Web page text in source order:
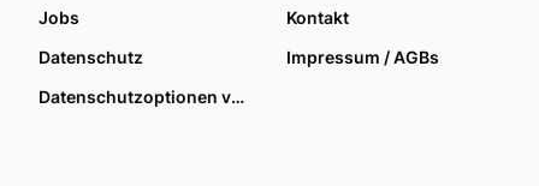
Jobs
Kontakt
Datenschutz
Impressum / AGBs
Datenschutzoptionen verwalten